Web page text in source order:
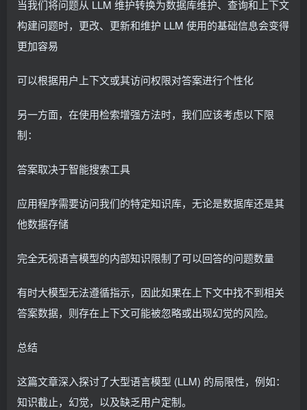
当我们将问题从 LLM 维护转换为数据库维护、查询和上下文
构建问题时，更改、更新和维护 LLM 使用的基础信息会变得
更加容易
可以根据用户上下文或其访问权限对答案进行个性化
另一方面，在使用检索增强方法时，我们应该考虑以下限
制：
答案取决于智能搜索工具
应用程序需要访问我们的特定知识库，无论是数据库还是其
他数据存储
完全无视语言模型的内部知识限制了可以回答的问题数量
有时大模型无法遵循指示，因此如果在上下文中找不到相关
答案数据，则存在上下文可能被忽略或出现幻觉的风险。
总结
这篇文章深入探讨了大型语言模型 (LLM) 的局限性，例如：
知识截止，幻觉，以及缺乏用户定制。